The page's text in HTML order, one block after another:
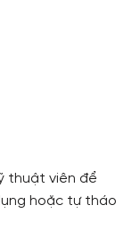
thuật viên để
hoặc tự tháo